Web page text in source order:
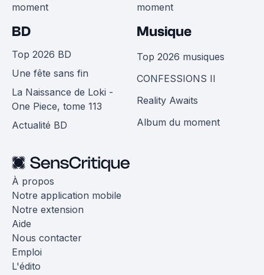
moment
moment
BD
Top 2026 BD
Une fête sans fin
La Naissance de Loki -
One Piece, tome 113
Actualité BD
Musique
Top 2026 musiques
CONFESSIONS II
Reality Awaits
Album du moment
À propos
Notre application mobile
Notre extension
Aide
Nous contacter
Emploi
L'édito